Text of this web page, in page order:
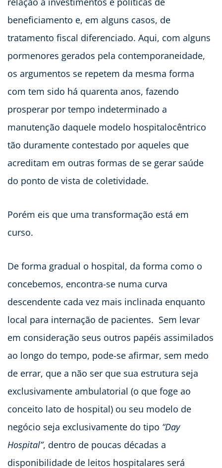
beneficiamento e, em alguns casos, de
tratamento fiscal diferenciado. Aqui, com alguns
pormenores gerados pela contemporaneidade,
os argumentos se repetem da mesma forma
com tem sido há quarenta anos, fazendo
prosperar por tempo indeterminado a
manutenção daquele modelo hospitalocêntrico
tão duramente contestado por aqueles que
acreditam em outras formas de se gerar saúde
do ponto de vista de coletividade.
Porém eis que uma transformação está em
curso.
De forma gradual o hospital, da forma como o
concebemos, encontra-se numa curva
descendente cada vez mais inclinada enquanto
local para internação de pacientes. Sem levar
em consideração seus outros papéis assimilados
ao longo do tempo, pode-se afirmar, sem medo
de errar, que a não ser que sua estrutura seja
exclusivamente ambulatorial (o que foge ao
conceito lato de hospital) ou seu modelo de
negócio seja exclusivamente do tipo “Day
Hospital”, dentro de poucas décadas a
disponibilidade de leitos hospitalares será